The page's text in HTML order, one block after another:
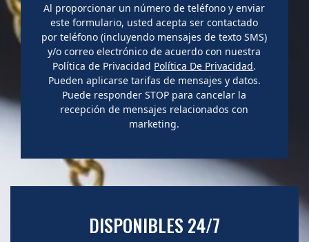
Al proporcionar un número de teléfono y enviar
este formulario, usted acepta ser contactado
por teléfono (incluyendo mensajes de texto SMS)
y/o correo electrónico de acuerdo con nuestra
Política de Privacidad Política De Privacidad.
Pueden aplicarse tarifas de mensajes y datos.
Puede responder STOP para cancelar la
recepción de mensajes relacionados con
marketing.
DISPONIBLES 24/7